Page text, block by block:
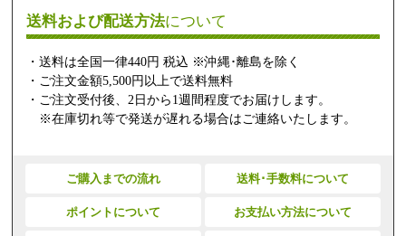
送料および配送方法について
・送料は全国一律440円 税込 ※沖縄･離島を除く
・ご注文金額5,500円以上で送料無料
・ご注文受付後、2日から1週間程度でお届けします。
※在庫切れ等で発送が遅れる場合はご連絡いたします。
ご購入までの流れ 送料･手数料について
ポイントについて お支払い方法について